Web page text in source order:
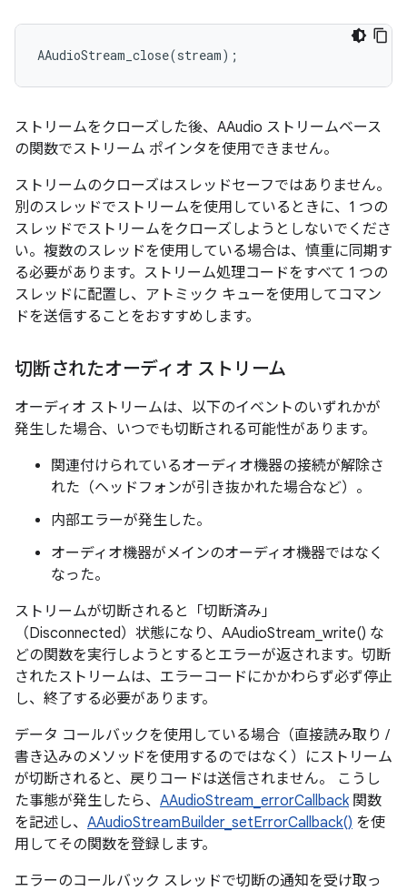
AAudioStream_close(stream);
ストリームをクローズした後、AAudio ストリームベース
の関数でストリーム ポインタを使用できません。
ストリームのクローズはスレッドセーフではありません。
別のスレッドでストリームを使用しているときに、1 つの
スレッドでストリームをクローズしようとしないでくださ
い。複数のスレッドを使用している場合は、慎重に同期す
る必要があります。ストリーム処理コードをすべて 1 つの
スレッドに配置し、アトミック キューを使用してコマン
ドを送信することをおすすめします。
切断されたオーディオ ストリーム
オーディオ ストリームは、以下のイベントのいずれかが
発生した場合、いつでも切断される可能性があります。
関連付けられているオーディオ機器の接続が解除さ
れた（ヘッドフォンが引き抜かれた場合など）。
内部エラーが発生した。
オーディオ機器がメインのオーディオ機器ではなく
なった。
ストリームが切断されると「切断済み」
（Disconnected）状態になり、AAudioStream_write() な
どの関数を実行しようとするとエラーが返されます。切断
されたストリームは、エラーコードにかかわらず必ず停止
し、終了する必要があります。
データ コールバックを使用している場合（直接読み取り /
書き込みのメソッドを使用するのではなく）にストリーム
が切断されると、戻りコードは送信されません。 こうし
た事態が発生したら、 AAudioStream_errorCallback関数
を記述し、 AAudioStreamBuilder_setErrorCallback() を使
用してその関数を登録します。
エラーのコールバック スレッドで切断の通知を受け取っ